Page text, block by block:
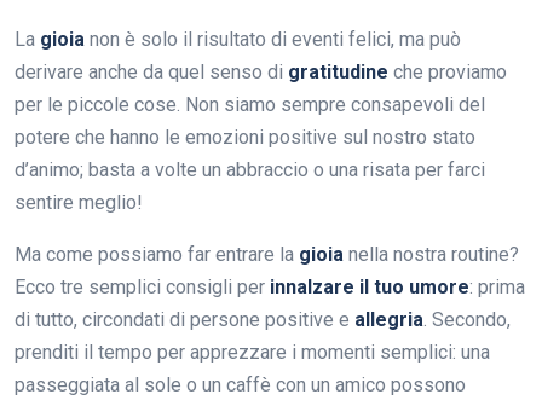
La gioia non è solo il risultato di eventi felici, ma può
derivare anche da quel senso di gratitudine che proviamo
per le piccole cose. Non siamo sempre consapevoli del
potere che hanno le emozioni positive sul nostro stato
d’animo; basta a volte un abbraccio o una risata per farci
sentire meglio!
Ma come possiamo far entrare la gioia nella nostra routine?
Ecco tre semplici consigli per innalzare il tuo umore: prima
di tutto, circondati di persone positive e allegria. Secondo,
prenditi il tempo per apprezzare i momenti semplici: una
passeggiata al sole o un caffè con un amico possono